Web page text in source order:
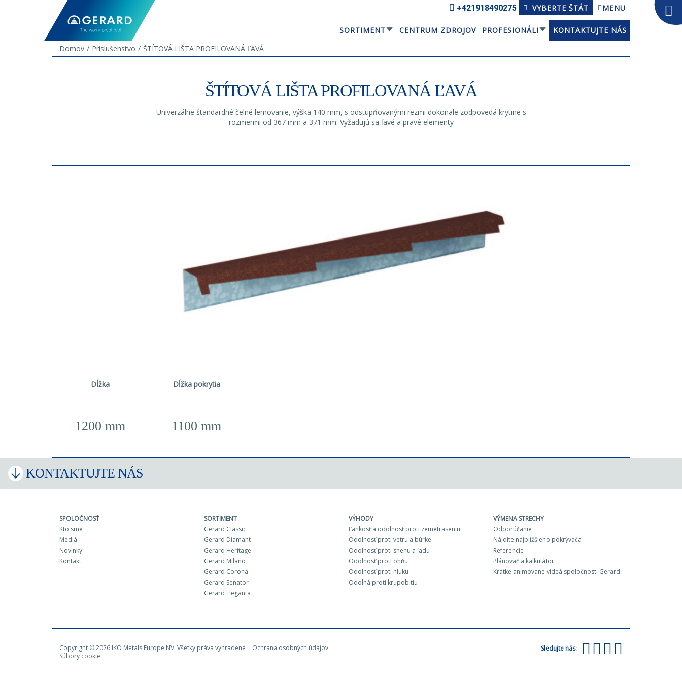
+421918­490275 VYBERTE ŠTÁT MENU
SORTIMENT CENTRUM ZDROJOV PROFESIONÁLI
KONTAKTUJTE NÁS
Domov
Príslušenstvo ŠTÍTOVÁ LIŠTA PROFILOVANÁ ĽAVÁ
ŠTÍTOVÁ LIŠTA PROFILOVANÁ ĽAVÁ
Univerzálne štandardné čelné lemovanie, výška 140 mm, s odstupňovanými rezmi dokonale zodpovedá krytine s
rozmermi od 367 mm a 371 mm. Vyžadujú sa ľavé a pravé elementy
Dĺžka
1200 mm
Dĺžka pokrytia
1100 mm
KONTAKTUJTE NÁS
SPOLOČNOSŤ
Kto sme
Médiá
Novinky
Kontakt
SORTIMENT
Gerard Classic
Gerard Diamant
Gerard Heritage
Gerard Milano
Gerard Corona
Gerard Senator
Gerard Eleganta
VÝHODY
Ľahkosť a odolnosť proti zemetraseniu
Odolnosť proti vetru a búrke
Odolnosť proti snehu a ľadu
Odolnosť proti ohňu
Odolnosť proti hluku
Odolná proti krupobitiu
VÝMENA STRECHY
Odporúčanie
Nájdite najbližšieho pokrývača
Referencie
Plánovač a kalkulátor
Krátke animované videá spoločnosti Gerard
Copyright © 2026 IKO Metals Europe NV. Všetky práva vyhradené
Ochrana osobných údajov
Súbory cookie
Sledujte nás: